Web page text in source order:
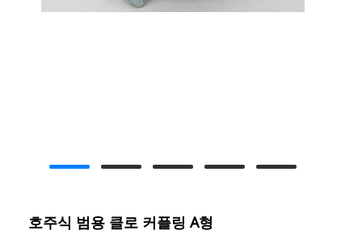
호주식 범용 클로 커플링 A형